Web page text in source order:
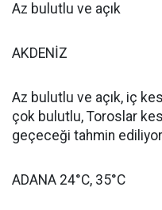
Az bulutlu ve açık
AKDENİZ
Az bulutlu ve açık, iç
çok bulutlu, Toroslar
geçeceği tahmin
ADANA 24°C, 35°C